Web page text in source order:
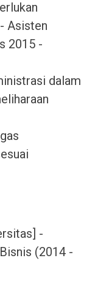
- Asisten
2015 -
dalam
-
(2014 -